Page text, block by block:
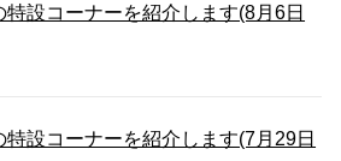
特設コーナーを紹介します(8月6日
特設コーナーを紹介します(7月29日